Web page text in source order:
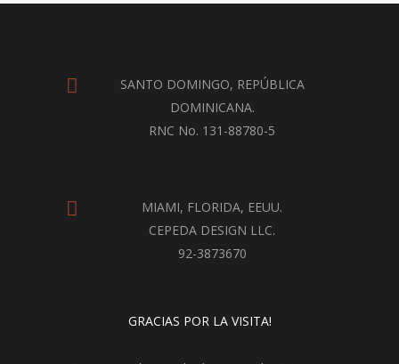
SANTO DOMINGO, REPÚBLICA
DOMINICANA.
RNC No. 131-88780-5
MIAMI, FLORIDA, EEUU.
CEPEDA DESIGN LLC.
92-3873670
GRACIAS POR LA VISITA!